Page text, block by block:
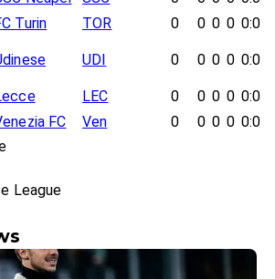
Turin TOR 0 0 0 0 0:0
UDI 0 0 0 0 0:0
LEC 0 0 0 0 0:0
FC Ven 0 0 0 0 0:0
League